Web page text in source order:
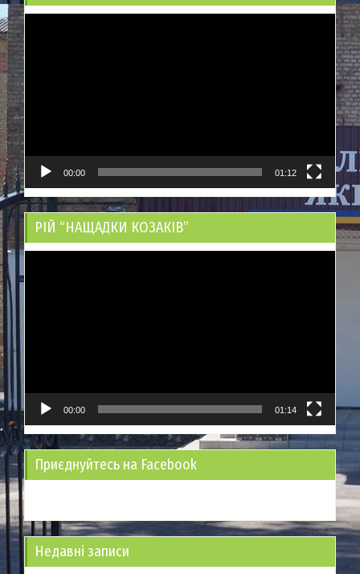
00:00 01:12
РІЙ “НАЩАДКИ КОЗАКІВ”
00:00 01:14
Приєднуйтесь на Facebook
Недавні записи